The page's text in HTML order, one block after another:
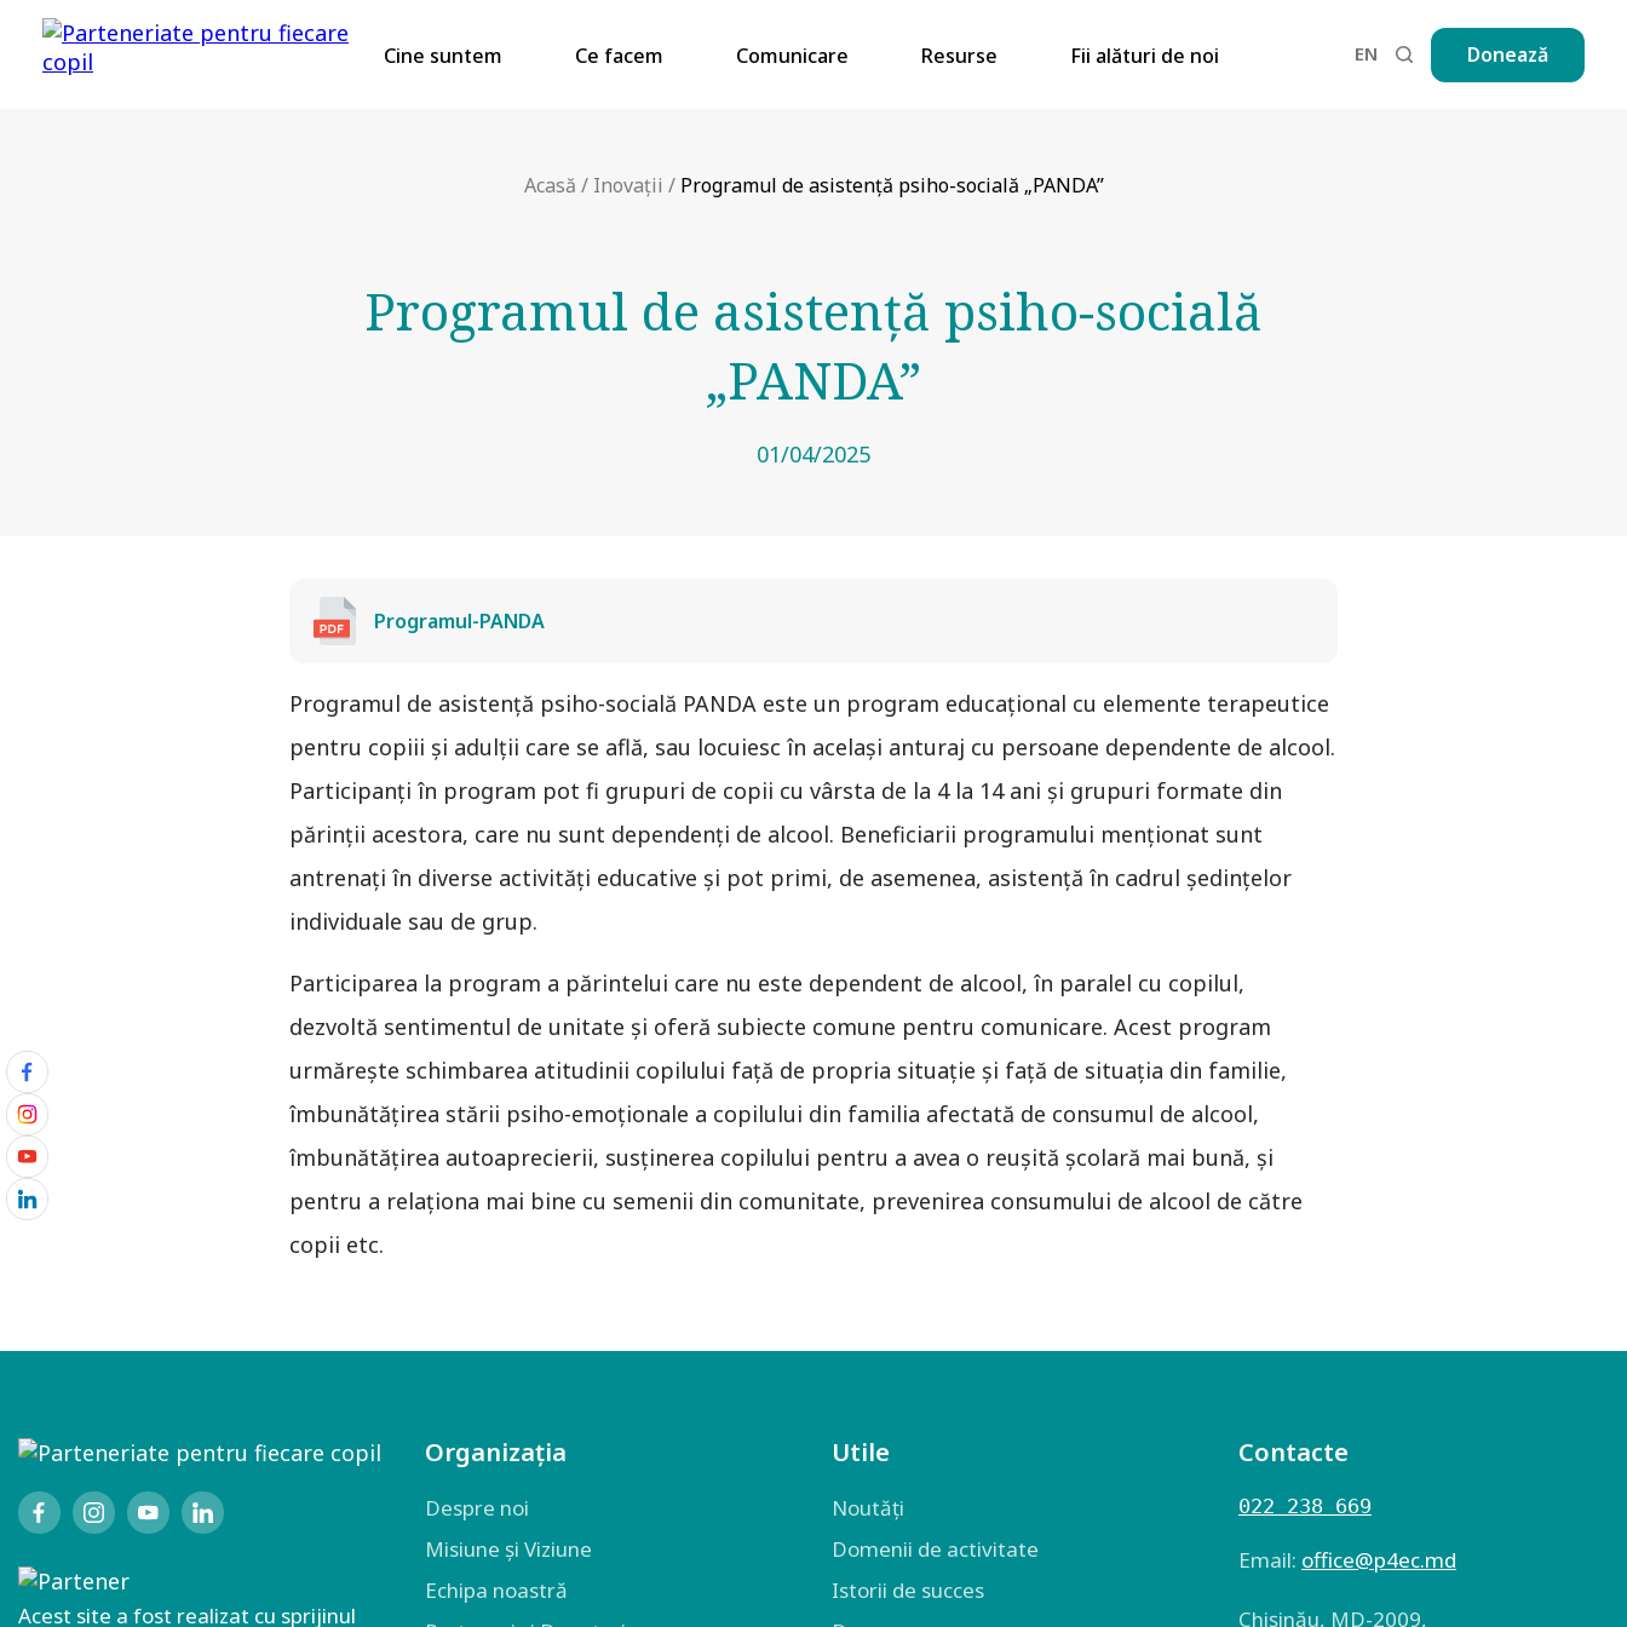
Cine suntem Ce facem Comunicare Resurse Fii alături de noi EN Donează
Acasă / Inovații / Programul de asistență psiho-socială „PANDA”
Programul de asistență psiho-socială
„PANDA”
01/04/2025
Programul-PANDA
Programul de asistență psiho-socială PANDA este un program educațional cu elemente terapeutice
pentru copiii și adulții care se află, sau locuiesc în același anturaj cu persoane dependente de alcool.
Participanți în program pot fi grupuri de copii cu vârsta de la 4 la 14 ani și grupuri formate din
părinții acestora, care nu sunt dependenți de alcool. Beneficiarii programului menționat sunt
antrenați în diverse activități educative și pot primi, de asemenea, asistență în cadrul ședințelor
individuale sau de grup.
Participarea la program a părintelui care nu este dependent de alcool, în paralel cu copilul,
dezvoltă sentimentul de unitate și oferă subiecte comune pentru comunicare. Acest program
urmăreşte schimbarea atitudinii copilului faţă de propria situaţie şi faţă de situaţia din familie,
îmbunătăţirea stării psiho-emoţionale a copilului din familia afectată de consumul de alcool,
îmbunătăţirea autoaprecierii, susţinerea copilului pentru a avea o reuşită şcolară mai bună, şi
pentru a relaţiona mai bine cu semenii din comunitate, prevenirea consumului de alcool de către
copii etc.
Acest site a fost realizat cu sprijinul
Organizația
Despre noi
Misiune și Viziune
Echipa noastră
Utile
Noutăți
Domenii de activitate
Istorii de succes
Contacte
022 238 669
Email: оffice@p4ec.md
Chişinău, MD-2009,